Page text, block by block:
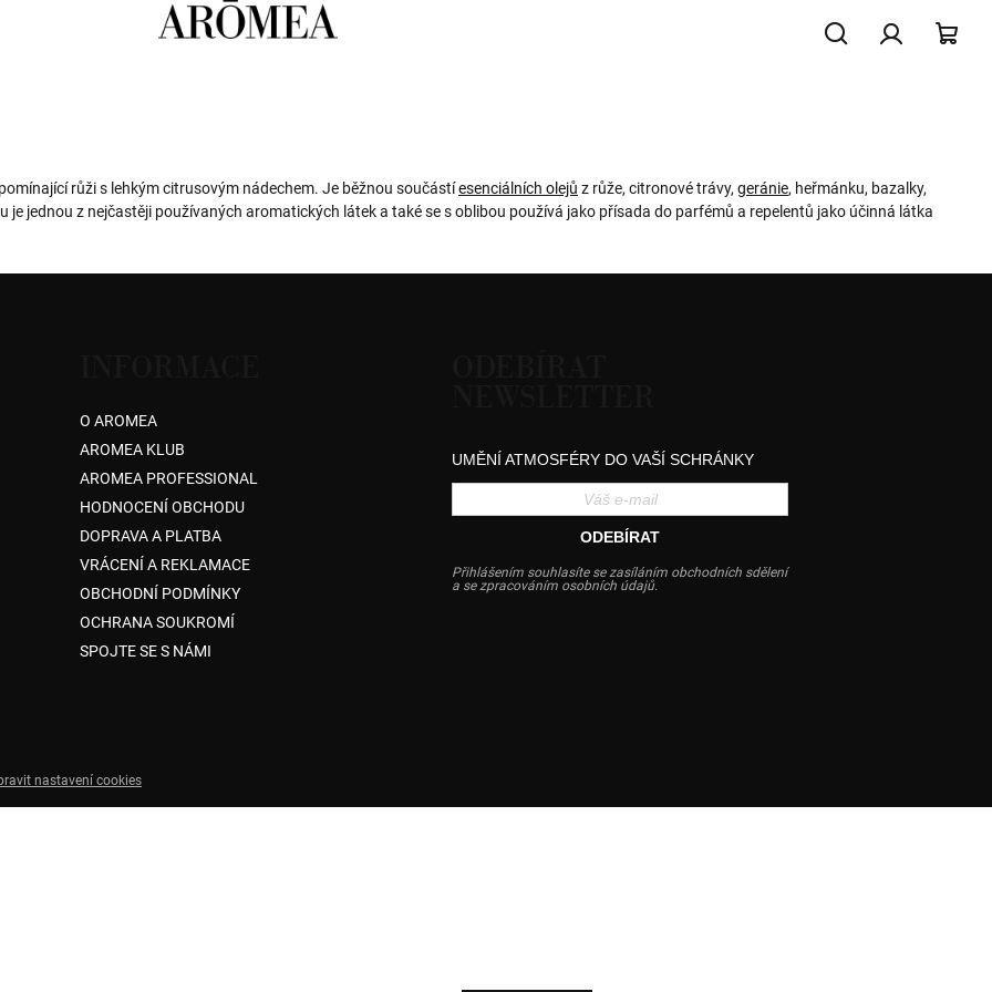
růži s lehkým citrusovým nádechem. Je běžnou součástíesenciálních olejů z růže, citronové trávy, geránie, heřmánku, bazalky,
jednou z nejčastěji používaných aromatických látek a také se s oblibou používá jako přísada do parfémů a repelentů jako účinná látka
O AROMEA
AROMEA KLUB
AROMEA PROFESSIONAL
HODNOCENÍ OBCHODU
DOPRAVA A PLATBA
VRÁCENÍ A REKLAMACE
OBCHODNÍ PODMÍNKY
OCHRANA SOUKROMÍ
SPOJTE SE S NÁMI
UMĚNÍ ATMOSFÉRY DO VAŠÍ SCHRÁNKY
ODEBÍRAT
Přihlášením souhlasíte se zasíláním obchodních sdělení
a se zpracováním osobních údajů.
nastavení cookies